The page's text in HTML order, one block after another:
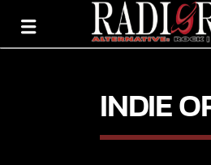
INDIE